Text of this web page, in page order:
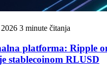
3 minute čitanja
platforma: Ripple
stablecoinom RLUSD